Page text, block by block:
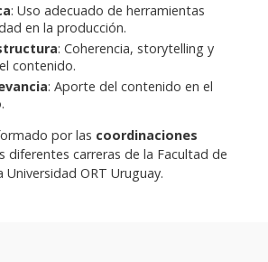
: Uso adecuado de herramientas
en la producción.
: Coherencia, storytelling y
contenido.
: Aporte del contenido en el
por las coordinaciones
diferentes carreras de la Facultad de
Universidad ORT Uruguay.